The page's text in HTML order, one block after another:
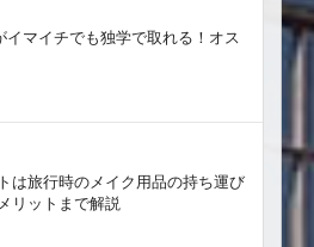
イマイチでも独学で取れる！オス
は旅行時のメイク用品の持ち運び
リットまで解説